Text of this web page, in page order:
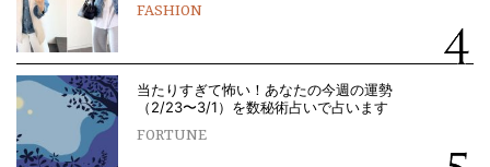
FASHION
当たりすぎて怖い！あなたの今週の運勢
（2/23〜3/1）を数秘術占いで占います
FORTUNE